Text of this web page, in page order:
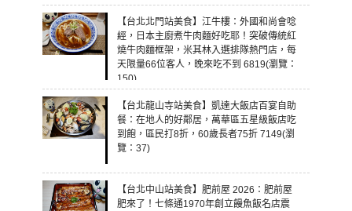
【台北北門站美食】江牛樓：外國和尚會唸
經，日本主廚煮牛肉麵好吃耶！突破傳統紅
燒牛肉麵框架，米其林入選排隊熱門店，每
天限量66位客人，晚來吃不到 6819(瀏覽：
150)
【台北龍山寺站美食】凱達大飯店百宴自助
餐：在地人的好鄰居，萬華區五星級飯店吃
到飽，區民打8折，60歲長者75折 7149(瀏
覽：37)
【台北中山站美食】肥前屋 2026：肥前屋
肥來了！七條通1970年創立饅魚飯名店震